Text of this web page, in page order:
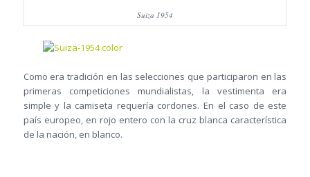
Suiza 1954
Como era tradición en las selecciones que participaron en las
primeras competiciones mundialistas, la vestimenta era
simple y la camiseta requería cordones. En el caso de este
país europeo, en rojo entero con la cruz blanca característica
de la nación, en blanco.